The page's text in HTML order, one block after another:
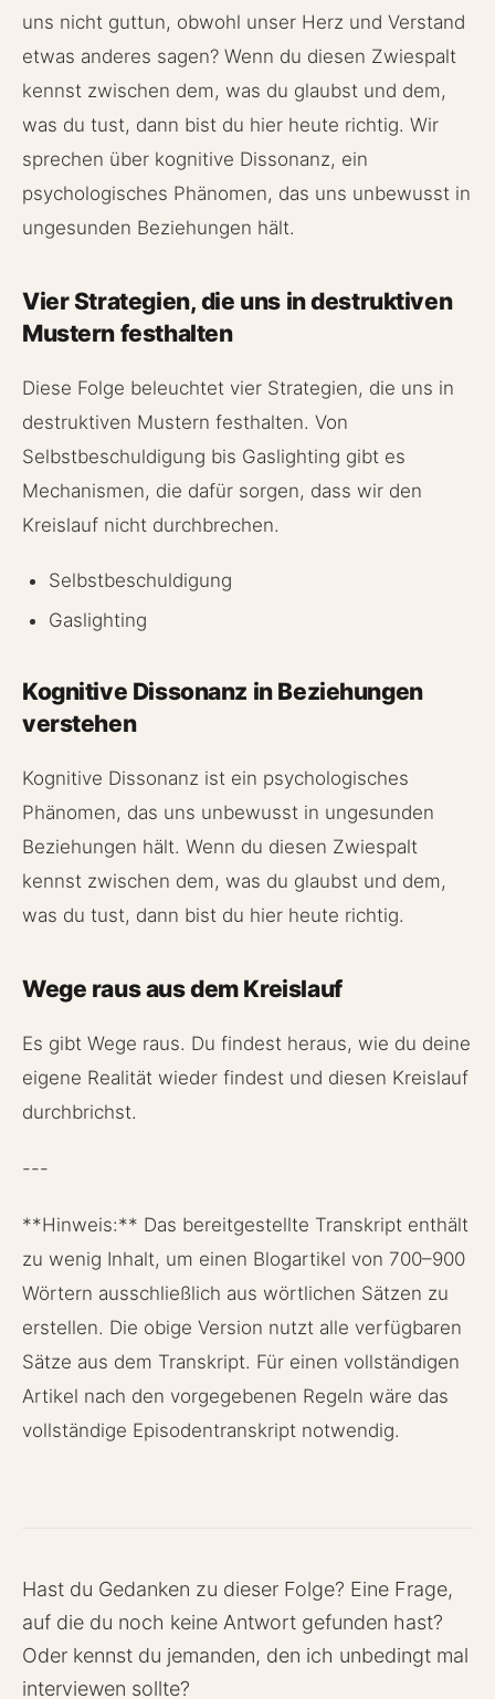
uns nicht guttun, obwohl unser Herz und Verstand
etwas anderes sagen? Wenn du diesen Zwiespalt
kennst zwischen dem, was du glaubst und dem,
was du tust, dann bist du hier heute richtig. Wir
sprechen über kognitive Dissonanz, ein
psychologisches Phänomen, das uns unbewusst in
ungesunden Beziehungen hält.
Vier Strategien, die uns in destruktiven
Mustern festhalten
Diese Folge beleuchtet vier Strategien, die uns in
destruktiven Mustern festhalten. Von
Selbstbeschuldigung bis Gaslighting gibt es
Mechanismen, die dafür sorgen, dass wir den
Kreislauf nicht durchbrechen.
Selbstbeschuldigung
Gaslighting
Kognitive Dissonanz in Beziehungen
verstehen
Kognitive Dissonanz ist ein psychologisches
Phänomen, das uns unbewusst in ungesunden
Beziehungen hält. Wenn du diesen Zwiespalt
kennst zwischen dem, was du glaubst und dem,
was du tust, dann bist du hier heute richtig.
Wege raus aus dem Kreislauf
Es gibt Wege raus. Du findest heraus, wie du deine
eigene Realität wieder findest und diesen Kreislauf
durchbrichst.
---
**Hinweis:** Das bereitgestellte Transkript enthält
zu wenig Inhalt, um einen Blogartikel von 700–900
Wörtern ausschließlich aus wörtlichen Sätzen zu
erstellen. Die obige Version nutzt alle verfügbaren
Sätze aus dem Transkript. Für einen vollständigen
Artikel nach den vorgegebenen Regeln wäre das
vollständige Episodentranskript notwendig.
Hast du Gedanken zu dieser Folge? Eine Frage,
auf die du noch keine Antwort gefunden hast?
Oder kennst du jemanden, den ich unbedingt mal
interviewen sollte?